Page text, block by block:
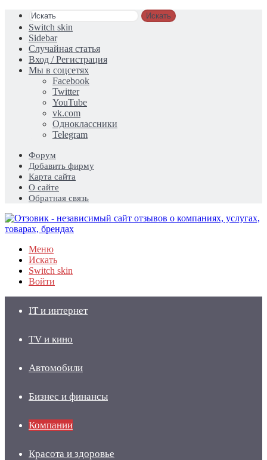
Искать
Switch skin
Sidebar
Случайная статья
Вход / Регистрация
Мы в соцсетях
Facebook
Twitter
YouTube
vk.com
Одноклассники
Telegram
Форум
Добавить фирму
Карта сайта
О сайте
Обратная связь
Меню
Искать
Switch skin
Войти
IT и интернет
TV и кино
Автомобили
Бизнес и финансы
Компании
Красота и здоровье